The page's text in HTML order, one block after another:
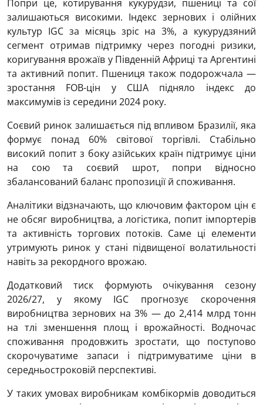
Попри це, котирування кукурудзи, пшениці та сої
залишаються високими. Індекс зернових і олійних
культур IGC за місяць зріс на 3%, а кукурудзяний
сегмент отримав підтримку через погодні ризики,
коригування врожаїв у Південній Африці та Аргентині
та активний попит. Пшениця також подорожчала —
зростання FOB-цін у США підняло індекс до
максимумів із середини 2024 року.
Соєвий ринок залишається під впливом Бразилії, яка
формує понад 60% світової торгівлі. Стабільно
високий попит з боку азійських країн підтримує ціни
на сою та соєвий шрот, попри відносно
збалансований баланс пропозиції й споживання.
Аналітики відзначають, що ключовим фактором цін є
не обсяг виробництва, а логістика, попит імпортерів
та активність торгових потоків. Саме ці елементи
утримують ринок у стані підвищеної волатильності
навіть за рекордного врожаю.
Додатковий тиск формують очікування сезону
2026/27, у якому IGC прогнозує скорочення
виробництва зернових на 3% — до 2,414 млрд тонн
на тлі зменшення площ і врожайності. Водночас
споживання продовжить зростати, що поступово
скорочуватиме запаси і підтримуватиме ціни в
середньостроковій перспективі.
У таких умовах виробникам комбікормів доводиться